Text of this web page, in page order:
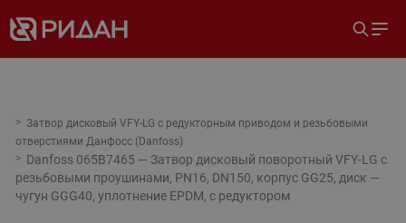
Затвор дисковый VFY-LG с редукторным приводом и резьбовыми
отверстиями Данфосс (Danfoss)
Danfoss 065B7465 — Затвор дисковый поворотный VFY-LG с
резьбовыми проушинами, PN16, DN150, корпус GG25, диск —
чугун GGG40, уплотнение EPDM, с редуктором